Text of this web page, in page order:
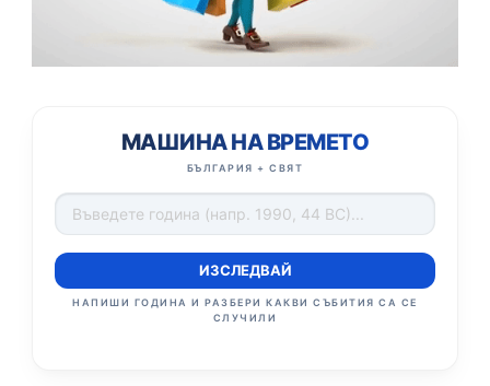
МАШИНА НА ВРЕМЕТО
БЪЛГАРИЯ + СВЯТ
ИЗСЛЕДВАЙ
НАПИШИ ГОДИНА И РАЗБЕРИ КАКВИ СЪБИТИЯ СА СЕ
СЛУЧИЛИ